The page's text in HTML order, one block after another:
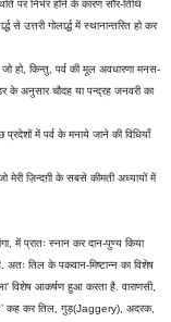
पर निर्भर होने के कारण सौर-तिथि
से उत्तरी गोलार्द्ध में स्थानान्तरित हो कर
जो हो, किन्तु, पर्व की मूल अवधारणा मनस-
के अनुसार चौदह या पन्द्रह जनवरी का
में पर्व के मनाये जाने की विधियाँ
मेरी ज़िन्दग़ी के सबसे कीमती अध्यायों में
में प्रातः स्नान कर दान-पुण्य किया
अतः तिल के पकवान-मिष्टान्न का विशेष
विशेष आकर्षण हुआ करता है. वाराणसी,
कह कर तिल, गुड़(Jaggery), अदरक,